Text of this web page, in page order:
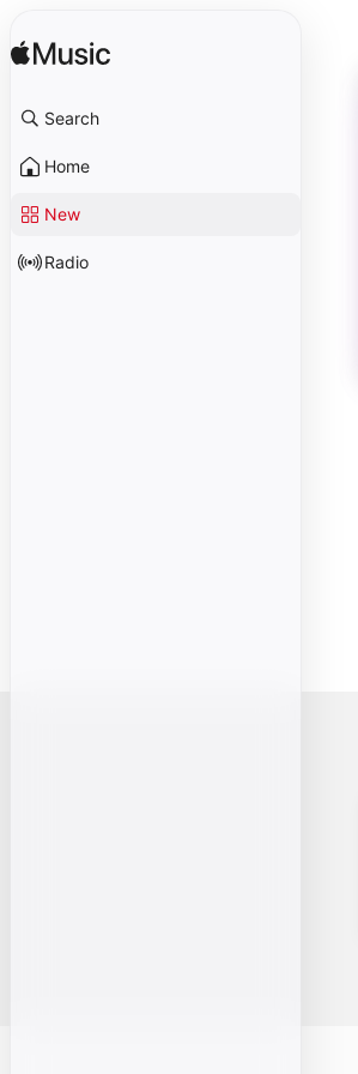
Search
Home
New
Radio